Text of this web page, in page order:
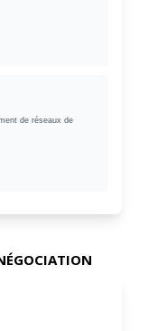
de réseaux de